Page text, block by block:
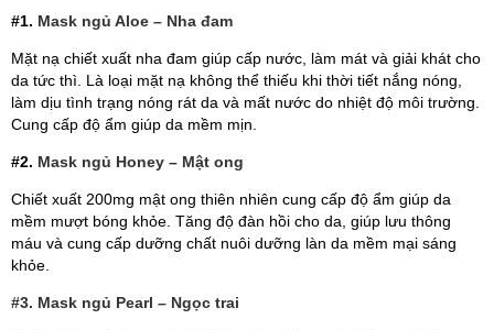
#1. Mask ngủ Aloe – Nha đam
Mặt nạ chiết xuất nha đam giúp cấp nước, làm mát và giải khát cho
da tức thì. Là loại mặt nạ không thể thiếu khi thời tiết nắng nóng,
làm dịu tình trạng nóng rát da và mất nước do nhiệt độ môi trường.
Cung cấp độ ẩm giúp da mềm mịn.
#2. Mask ngủ Honey – Mật ong
Chiết xuất 200mg mật ong thiên nhiên cung cấp độ ẩm giúp da
mềm mượt bóng khỏe. Tăng độ đàn hồi cho da, giúp lưu thông
máu và cung cấp dưỡng chất nuôi dưỡng làn da mềm mại sáng
khỏe.
#3. Mask ngủ Pearl – Ngọc trai